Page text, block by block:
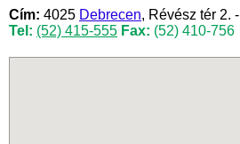
Cím: 4025 Debrecen, Révész tér 2. -
Tel: (52) 415-555 Fax: (52) 410-756